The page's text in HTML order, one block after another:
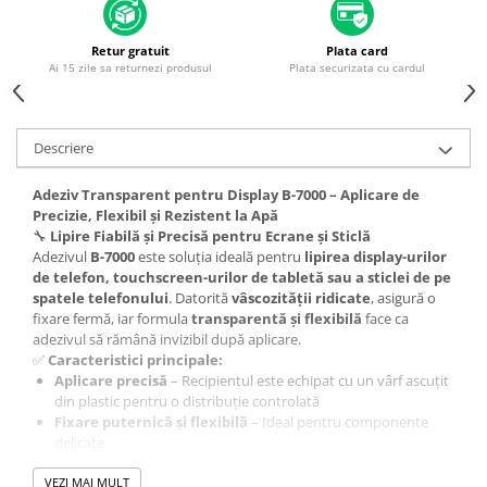
Piese & Accesorii iPhone
iPhone 16 Pro Max
iPhone 16 Pro
iPhone 17 Pro
iPhone 15 Pro Max
iPhone 16 Plus
iPhone 17
iPhone 15 Pro
iPhone 16
iPhone 15 Plus
iPhone 15
iPhone 14 Pro Max
iPhone 14 Pro
iPhone 14
Retur gratuit
Ai 15 zile sa returnezi produsul
Plata card
Plata securizata cu cardul
Descriere
Adeziv Transparent pentru Display B-7000 – Aplicare de
Precizie, Flexibil și Rezistent la Apă
🔧 Lipire Fiabilă și Precisă pentru Ecrane și Sticlă
Adezivul B-7000este soluția ideală pentru lipirea display-urilor
de telefon, touchscreen-urilor de tabletă sau a sticlei de pe
spatele telefonului. Datorităvâscozității ridicate, asigură o
fixare fermă, iar formulatransparentă și flexibilă face ca
adezivul să rămână invizibil după aplicare.
✅Caracteristici principale:
Aplicare precisă – Recipientul este echipat cu un vârf ascuțit
din plastic pentru o distribuție controlată
Fixare puternică și flexibilă – Ideal pentru componente
Uscare rapidă:
VEZI MAI MULT